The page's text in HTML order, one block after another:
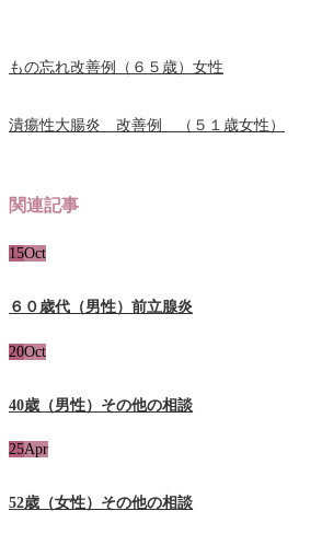
もの忘れ改善例（６５歳）女性
潰瘍性大腸炎 改善例 （５１歳女性）
関連記事
15Oct
６０歳代（男性）前立腺炎
20Oct
40歳（男性）その他の相談
25Apr
52歳（女性）その他の相談